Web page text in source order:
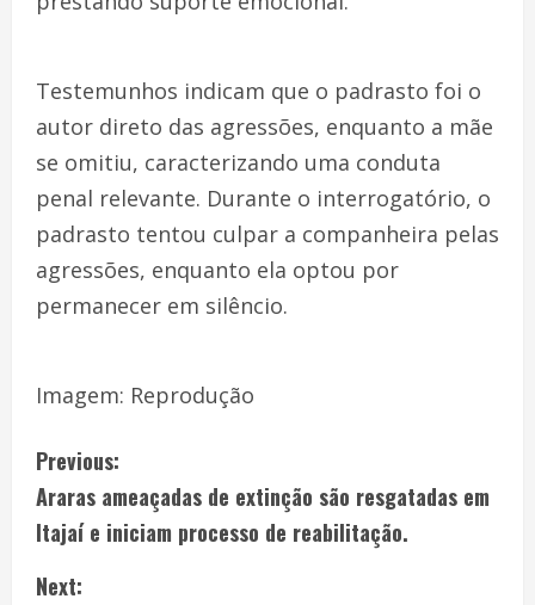
Testemunhos indicam que o padrasto foi o
autor direto das agressões, enquanto a mãe
se omitiu, caracterizando uma conduta
penal relevante. Durante o interrogatório, o
padrasto tentou culpar a companheira pelas
agressões, enquanto ela optou por
permanecer em silêncio.
Imagem: Reprodução
Previous:
Araras ameaçadas de extinção são resgatadas em
Itajaí e iniciam processo de reabilitação.
Next: